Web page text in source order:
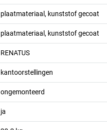
plaatmateriaal, kunststof gecoat
plaatmateriaal, kunststof gecoat
RENATUS
kantoorstellingen
ongemonteerd
ja